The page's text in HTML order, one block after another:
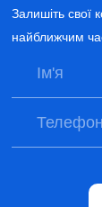
Залишіть свої
найближчим